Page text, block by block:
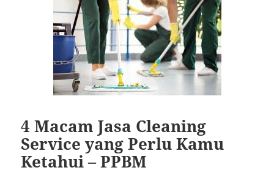
4 Macam Jasa Cleaning
Service yang Perlu Kamu
Ketahui – PPBM